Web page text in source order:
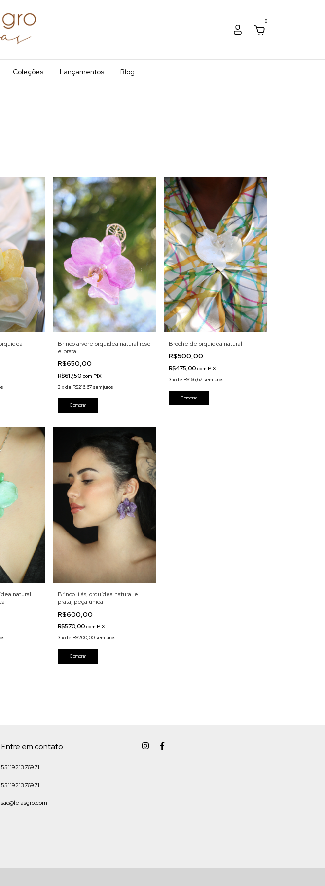
0
Coleções Lançamentos Blog
Brinco arvore orquídea natural rose
e prata
R$650,00
R$617,50 com PIX
3 xde R$216,67 sem juros
Broche de orquídea natural
R$500,00
R$475,00 com PIX
3 xde R$166,67 sem juros
natural
Brinco lilás, orquídea natural e
prata, peça única
R$600,00
R$570,00 com PIX
3 xde R$200,00sem juros
Entre em contato
5511921376971
5511921376971
sac@leiasgro.com